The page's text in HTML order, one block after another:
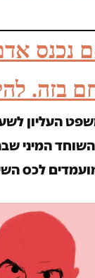
נכנס
בזה.
העליון
המיני
לכס